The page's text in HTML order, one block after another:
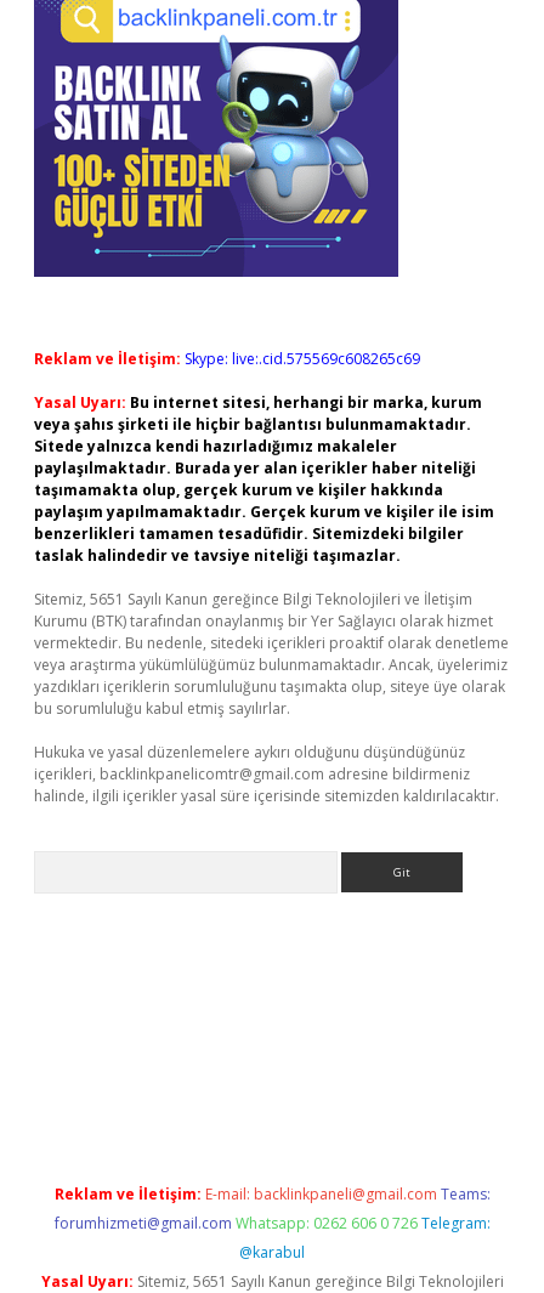
Reklam ve İletişim: Skype: live:.cid.575569c608265c69
Yasal Uyarı: Bu internet sitesi, herhangi bir marka, kurum
veya şahıs şirketi ile hiçbir bağlantısı bulunmamaktadır.
Sitede yalnızca kendi hazırladığımız makaleler
paylaşılmaktadır. Burada yer alan içerikler haber niteliği
taşımamakta olup, gerçek kurum ve kişiler hakkında
paylaşım yapılmamaktadır. Gerçek kurum ve kişiler ile isim
benzerlikleri tamamen tesadüfidir. Sitemizdeki bilgiler
taslak halindedir ve tavsiye niteliği taşımazlar.
Sitemiz, 5651 Sayılı Kanun gereğince Bilgi Teknolojileri ve İletişim
Kurumu (BTK) tarafından onaylanmış bir Yer Sağlayıcı olarak hizmet
vermektedir. Bu nedenle, sitedeki içerikleri proaktif olarak denetleme
veya araştırma yükümlülüğümüz bulunmamaktadır. Ancak, üyelerimiz
yazdıkları içeriklerin sorumluluğunu taşımakta olup, siteye üye olarak
bu sorumluluğu kabul etmiş sayılırlar.
Hukuka ve yasal düzenlemelere aykırı olduğunu düşündüğünüz
içerikleri, backlinkpanelicomtr@gmail.com adresine bildirmeniz
halinde, ilgili içerikler yasal süre içerisinde sitemizden kaldırılacaktır.
Reklam ve İletişim: E-mail: backlinkpaneli@gmail.com Teams:
forumhizmeti@gmail.com Whatsapp: 0262 606 0 726 Telegram:
@karabul
Yasal Uyarı: Sitemiz, 5651 Sayılı Kanun gereğince Bilgi Teknolojileri